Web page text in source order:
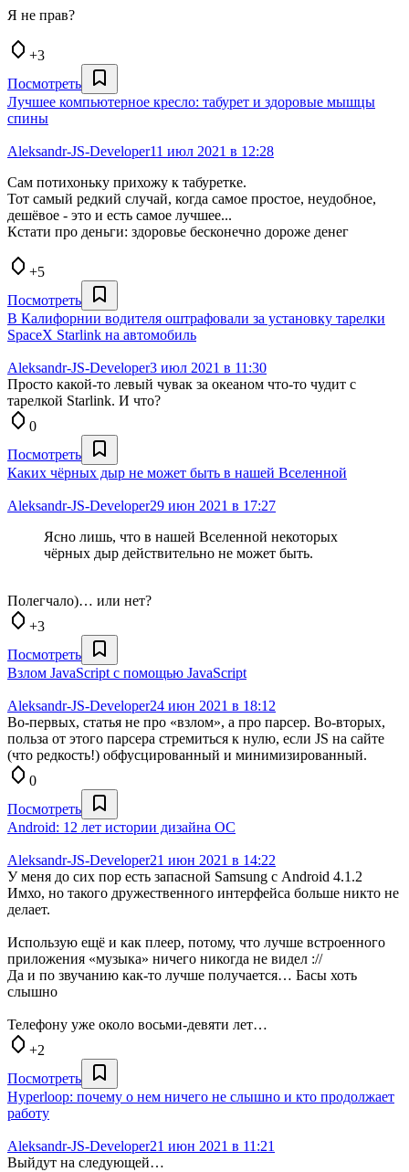
Я не прав?
+3
Посмотреть
Лучшее компьютерное кресло: табурет и здоровые мышцы
спины
Aleksandr-JS-Developer11 июл 2021 в 12:28
Сам потихоньку прихожу к табуретке.
Тот самый редкий случай, когда самое простое, неудобное,
дешёвое - это и есть самое лучшее...
Кстати про деньги: здоровье бесконечно дороже денег
+5
Посмотреть
В Калифорнии водителя оштрафовали за установку тарелки
SpaceX Starlink на автомобиль
Aleksandr-JS-Developer3 июл 2021 в 11:30
Просто какой-то левый чувак за океаном что-то чудит с
тарелкой Starlink. И что?
0
Посмотреть
Каких чёрных дыр не может быть в нашей Вселенной
Aleksandr-JS-Developer29 июн 2021 в 17:27
Ясно лишь, что в нашей Вселенной некоторых
чёрных дыр действительно не может быть.
Полегчало)… или нет?
+3
Посмотреть
Взлом JavaScript с помощью JavaScript
Aleksandr-JS-Developer24 июн 2021 в 18:12
Во-первых, статья не про «взлом», а про парсер. Во-вторых,
польза от этого парсера стремиться к нулю, если JS на сайте
(что редкость!) обфусцированный и минимизированный.
0
Посмотреть
Android: 12 лет истории дизайна ОС
Aleksandr-JS-Developer21 июн 2021 в 14:22
У меня до сих пор есть запасной Samsung с Аndroid 4.1.2
Имхо, но такого дружественного интерфейса больше никто не
делает.
Использую ещё и как плеер, потому, что лучше встроенного
приложения «музыка» ничего никогда не видел ://
Да и по звучанию как-то лучше получается… Басы хоть
слышно
Телефону уже около восьми-девяти лет…
+2
Посмотреть
Hyperloop: почему о нем ничего не слышно и кто продолжает
работу
Aleksandr-JS-Developer21 июн 2021 в 11:21
Выйдут на следующей…